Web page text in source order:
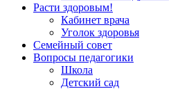
Расти здоровым!
Кабинет врача
Уголок здоровья
Семейный совет
Вопросы педагогики
Школа
Детский сад